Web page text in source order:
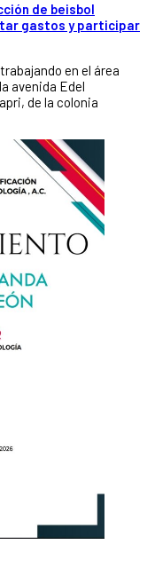
de beisbol
gastos y participar
en el área
avenida Edel
de la colonia